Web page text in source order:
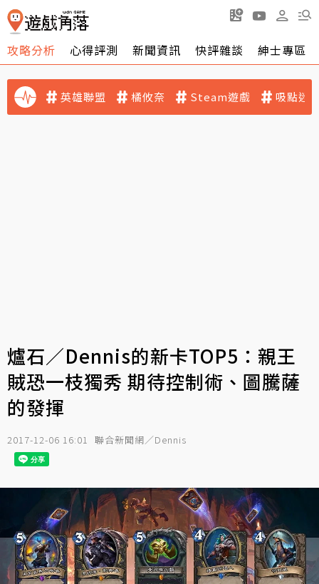
攻略分析 心得評測 新聞資訊 快評雜談 紳士專區
英雄聯盟 橘攸奈 Steam遊戲 吸點迷
爐石／Dennis的新卡TOP5：親王
賊恐一枝獨秀 期待控制術、圖騰薩
的發揮
2017-12-06 16:01 聯合新聞網／Dennis